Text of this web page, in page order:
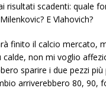
risultati scadenti: quale
E Vlahovich?
finito il calcio mercato,
non mi voglio
sparire i due pezzi più
arriverebbero 80, 90,